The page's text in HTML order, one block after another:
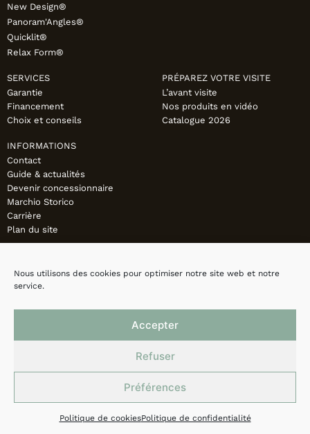
Nous utilisons des cookies pour optimiser notre site web et notre
service.
Accepter
Refuser
Préférences
Politique de cookiesPolitique de confidentialité
New Design®
Panoram'Angles®
Quicklit®
Relax Form®
SERVICES
Garantie
Financement
Choix et conseils
PRÉPAREZ VOTRE VISITE
L’avant visite
Nos produits en vidéo
Catalogue 2026
INFORMATIONS
Contact
Guide & actualités
Devenir concessionnaire
Marchio Storico
Carrière
Plan du site